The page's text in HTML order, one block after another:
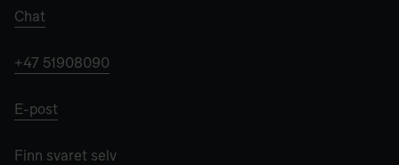
Chat
+47 51908090
E-post
Finn svaret selv